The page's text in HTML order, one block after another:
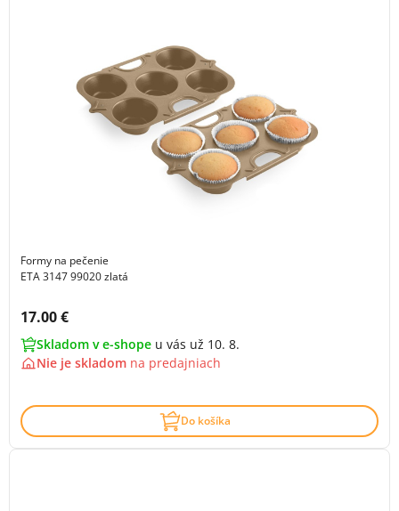
Formy na pečenie
ETA 3147 99020 zlatá
Cena s DPH:
17.00 €
Skladom v e-shope u vás už 10. 8.
Nie je skladom na predajniach
Do košíka